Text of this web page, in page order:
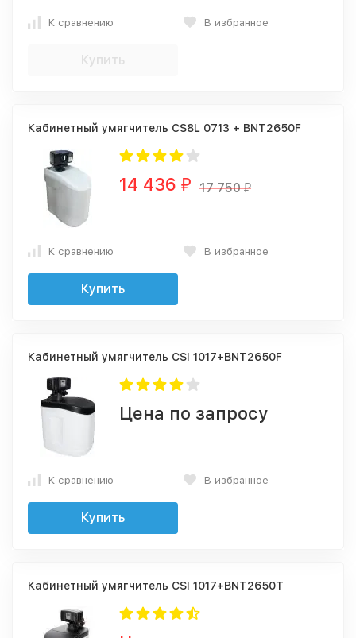
К сравнению В избранное
Купить
Кабинетный умягчитель CS8L 0713 + BNT2650F
14 436 ₽ 17 750₽
К сравнению В избранное
Купить
Кабинетный умягчитель CSI 1017+BNT2650F
Цена по запросу
К сравнению В избранное
Купить
Кабинетный умягчитель CSI 1017+BNT2650T